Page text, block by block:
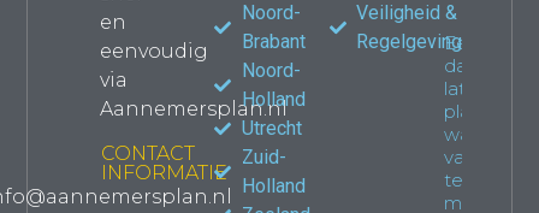
en
eenvoudig
via
Aannemersplan.nl
CONTACT
INFORMATIE
Noord-
Brabant
Noord-
Holland
Utrecht
Zuid-
Holland
Veiligheid &
Regelgeving
Een
dakkapel
laten
plaatsen:
wat je
van
tevoren
moet